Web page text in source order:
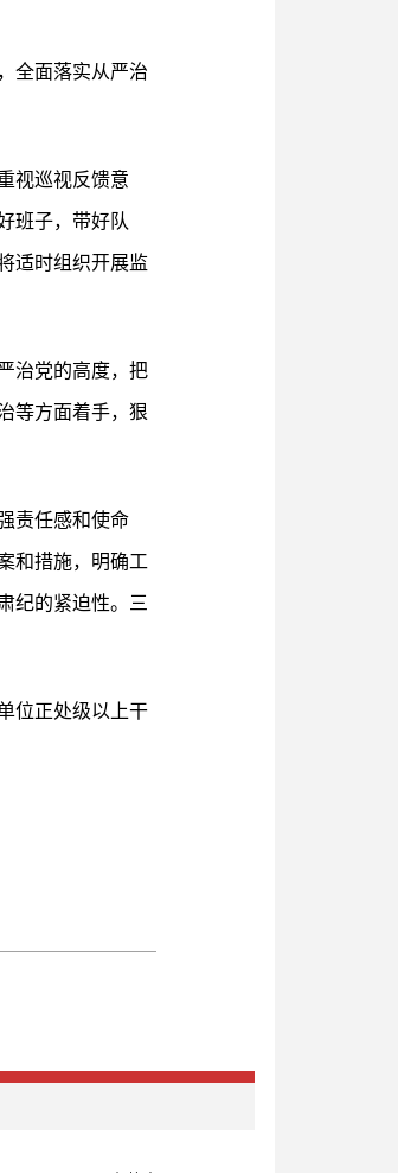
全面落实从严治
视巡视反馈意
班子，带好队
适时组织开展监
治党的高度，把
等方面着手，狠
责任感和使命
和措施，明确工
纪的紧迫性。三
位正处级以上干